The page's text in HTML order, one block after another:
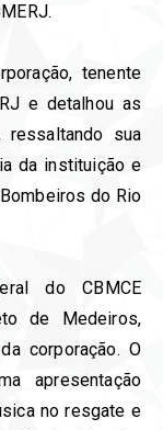
tenente
e detalhou as
ressaltando sua
da instituição e
do Rio
do CBMCE
de Medeiros,
corporação. O
apresentação
no resgate e